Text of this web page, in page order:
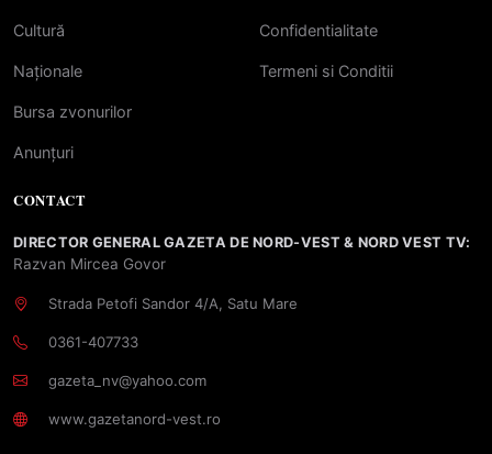
Cultură
Naționale
Bursa zvonurilor
Anunțuri
Confidentialitate
Termeni si Conditii
CONTACT
DIRECTOR GENERAL GAZETA DE NORD-VEST & NORD VEST TV:
Razvan Mircea Govor
Strada Petofi Sandor 4/A, Satu Mare
0361-407733
gazeta_nv@yahoo.com
www.gazetanord-vest.ro